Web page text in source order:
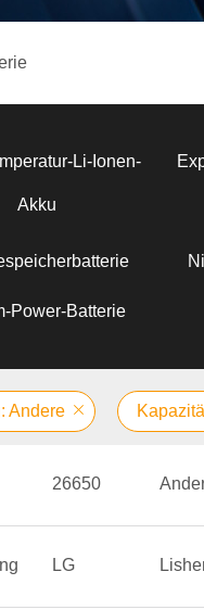
Li-Ionen-
Akku
Power-Batterie
Andere
26650
LG